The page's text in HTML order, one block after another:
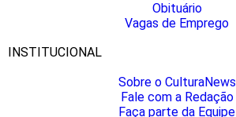
Obituário
Vagas de Emprego
INSTITUCIONAL
Sobre o CulturaNews
Fale com a Redação
Faça parte da Equipe